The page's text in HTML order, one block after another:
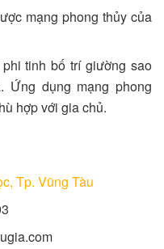
mạng phong thủy của
tinh bố trí giường sao
Ứng dụng mạng phong
hợp với gia chủ.
Tp. Vũng Tàu